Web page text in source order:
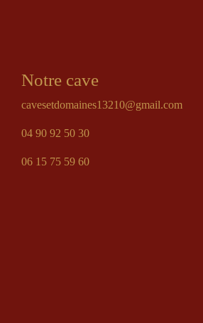
Notre cave
cavesetdomaines13210@gmail.com
04 90 92 50 30
06 15 75 59 60